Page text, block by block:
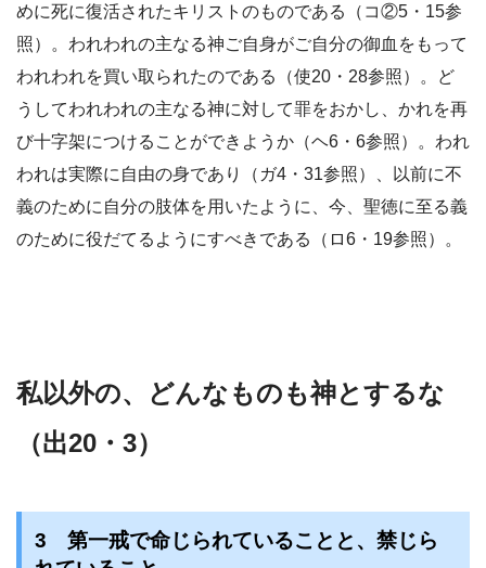
めに死に復活されたキリストのものである（コ②5・15参
照）。われわれの主なる神ご自身がご自分の御血をもって
われわれを買い取られたのである（使20・28参照）。ど
うしてわれわれの主なる神に対して罪をおかし、かれを再
び十字架につけることができようか（ヘ6・6参照）。われ
われは実際に自由の身であり（ガ4・31参照）、以前に不
義のために自分の肢体を用いたように、今、聖徳に至る義
のために役だてるようにすべきである（ロ6・19参照）。
私以外の、どんなものも神とするな
（出20・3）
3 第一戒で命じられていることと、禁じら